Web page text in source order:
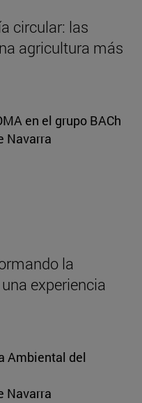
circular: las
agricultura más
en el grupo BACh
Navarra
la
experiencia
Ambiental del
Navarra